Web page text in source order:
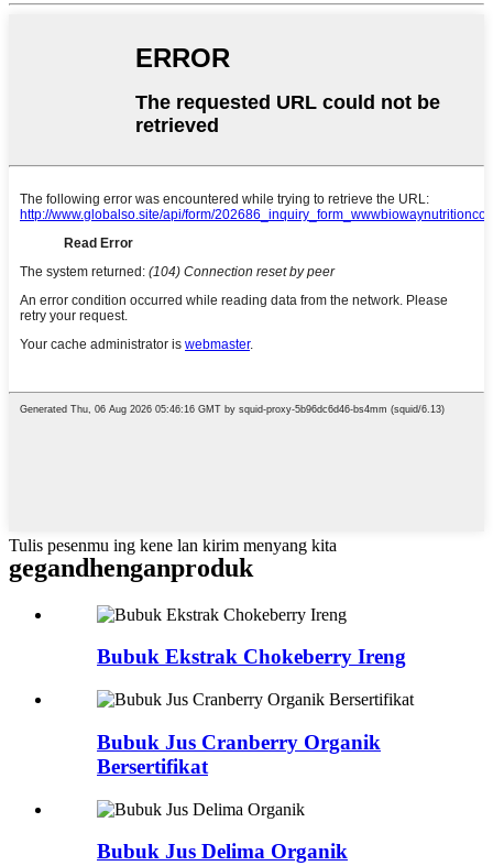
Tulis pesenmu ing kene lan kirim menyang kita
gegandhenganproduk
Bubuk Ekstrak Chokeberry Ireng
Bubuk Jus Cranberry Organik
Bersertifikat
Bubuk Jus Delima Organik